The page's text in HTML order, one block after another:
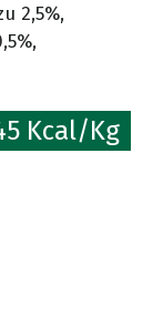
2,5%,
Kcal/Kg